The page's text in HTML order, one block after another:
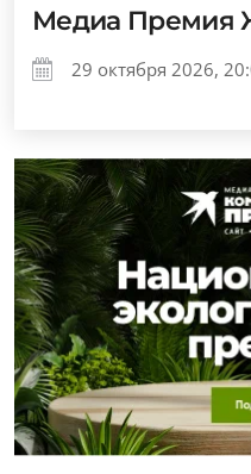
Медиа Премия
29 октября 2026,